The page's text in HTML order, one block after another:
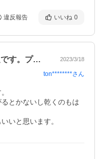
違反報告 いいね 0
想像以上にいい商品で大満足です。プール… 2023/3/18
ton********さん
とかないし乾くのもは
いと思います。